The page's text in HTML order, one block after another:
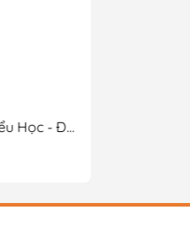
Wiki Wiki Tiền Tiểu Học - Đứa Trẻ Thiên Tài - Khoa Học Kỳ Thú